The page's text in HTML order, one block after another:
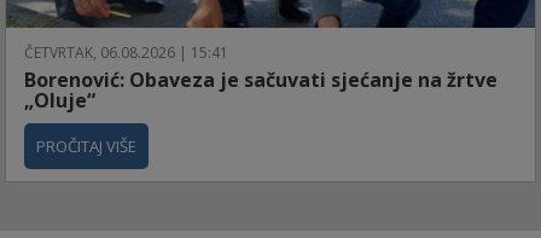
ČETVRTAK, 06.08.2026 | 15:41
Borenović: Obaveza je sačuvati sjećanje na žrtve
„Oluje“
PROČITAJ VIŠE